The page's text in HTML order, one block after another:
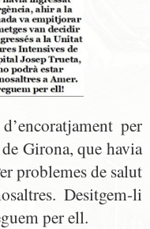
per
Girona, que havia
problemes de salut
Desitgem-li
per ell.